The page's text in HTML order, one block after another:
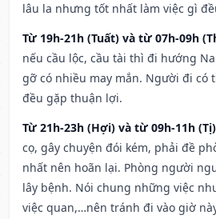
lâu la nhưng tốt nhất làm việc gì
Từ 19h-21h (Tuất) và từ 07h-09h
nếu cầu lộc, cầu tài thì đi hướng
gỡ có nhiều may mắn. Người đi có
đều gặp thuận lợi.
Từ 21h-23h (Hợi) và từ 09h-11h (Tị)
cọ, gây chuyện đói kém, phải đề
nhất nên hoãn lại. Phòng người
lây bệnh. Nói chung những việc
việc quan,…nên tránh đi vào giờ